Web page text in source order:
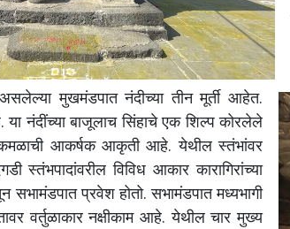
असलेल्या मुखमंडपात नंदीच्या तीन मूर्ती आहेत.
या नंदींच्या बाजूलाच सिंहाचे एक शिल्प कोरलेले
आकर्षक आकृती आहे. येथील स्तंभांवर
स्तंभपादांवरील विविध आकार कारागिरांच्या
सभामंडपात प्रवेश होतो. सभामंडपात मध्यभागी
वर्तुळाकार नक्षीकाम आहे. येथील चार मुख्य